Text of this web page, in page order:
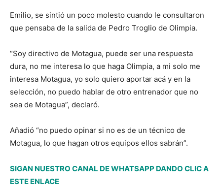
Emilio, se sintió un poco molesto cuando le consultaron
que pensaba de la salida de Pedro Troglio de Olimpia.
“Soy directivo de Motagua, puede ser una respuesta
dura, no me interesa lo que haga Olimpia, a mi solo me
interesa Motagua, yo solo quiero aportar acá y en la
selección, no puedo hablar de otro entrenador que no
sea de Motagua”, declaró.
Añadió “no puedo opinar si no es de un técnico de
Motagua, lo que hagan otros equipos ellos sabrán”.
SIGAN NUESTRO CANAL DE WHATSAPP DANDO CLIC A
ESTE ENLACE